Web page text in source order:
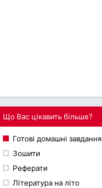
Що Вас цікавить більше?
Готові домашні завдання
Зошити
Реферати
Література на літо